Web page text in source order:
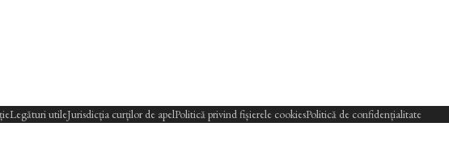
Legături utileJurisdicția curților de apelPolitică privind fișierele cookiesPolitică de confidențialitate